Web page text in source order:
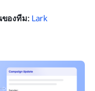
ของทีม: Lark